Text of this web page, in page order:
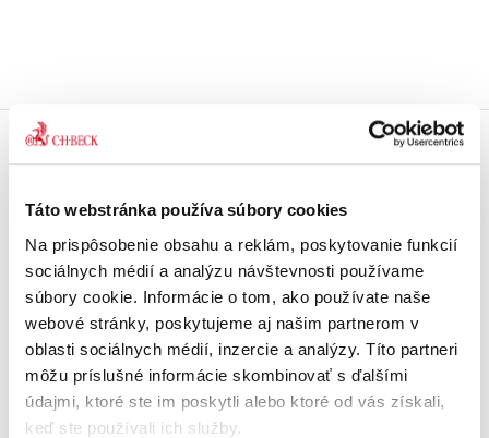
Táto webstránka používa súbory cookies
Na prispôsobenie obsahu a reklám, poskytovanie funkcií
sociálnych médií a analýzu návštevnosti používame
súbory cookie. Informácie o tom, ako používate naše
webové stránky, poskytujeme aj našim partnerom v
oblasti sociálnych médií, inzercie a analýzy. Títo partneri
môžu príslušné informácie skombinovať s ďalšími
údajmi, ktoré ste im poskytli alebo ktoré od vás získali,
keď ste používali ich služby.
pri nákupu nad 99 €.
Tradičné nakladateľstvo
Pôsobíme na trhu už viac ako 11
rokov.
Semináre a Konferencie
Vzdelávajte sa s nami.
Vzdelávajte sa kvalitne.